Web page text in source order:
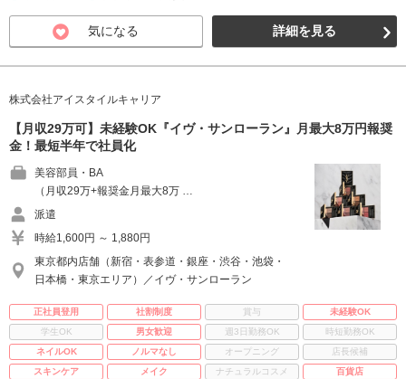
気になる 詳細を見る
株式会社アイスタイルキャリア
【月収29万可】未経験OK『イヴ・サンローラン』月最大8万円報奨
金！最短半年で社員化
美容部員・BA
（月収29万+報奨金月最大8万 …
派遣
時給1,600円 ～ 1,880円
東京都内店舗（新宿・表参道・銀座・渋谷・池袋・
日本橋・東京エリア）／イヴ・サンローラン
正社員登用 社割制度 賞与
未経験OK
学生OK
男女歓迎 週3日勤務OK
時短勤務OK
ネイルOK
ノルマなし オープニング
店長候補
スキンケア
メイク ナチュラルコスメ 百貨店